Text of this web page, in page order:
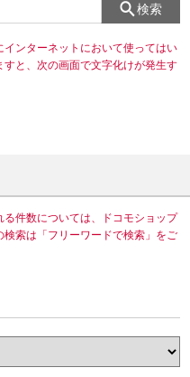
検索
ンターネットにおいて使ってはい
と、次の画面で文字化けが発生す
る件数については、ドコモショップ
索は「フリーワードで検索」をご